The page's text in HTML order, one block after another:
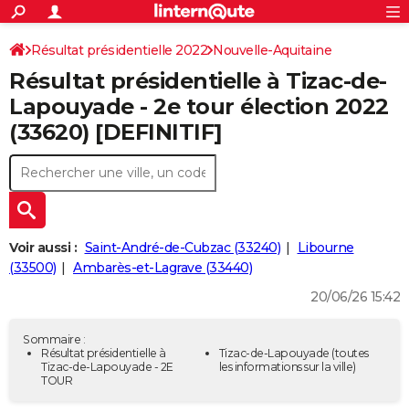
ACTUALITÉS
Politique
Société
Faits Divers
Education
Monde
Villes
+
SPORT
Coupe du monde 2026
Football
Tennis
Cyclisme
Rugby
Forum
Programme TV
TNT
Streaming
Cinéma
Sorties cinéma
Musique
+
FINANCE
Retraite
Impôts
Epargne
Immobilier
Risques naturels par ville
Banque
Assurance
CréditAUTO
Essais
Réserver un essai
Citadines
Berlines
SUV
Forum auto
+HIGH-TECH
Mobiles
Meilleur smartphone
Internet
Ordinateurs
Jeux vidéo
Guide high-tech
+
BRICOLAGE
Forum
Aménagement intérieur
Extérieur
Cuisine
Salle de bains
Jardinage
Rangement
+
Art de vivre
Bien-être
Loisirs
ModeModes de vie
SANTE
Rechercher
S'inscrire
Connexion
Résultat présidentielle 2022 Nouvelle-Aquitaine
Gironde
Résultat présidentielle à Tizac-de-
Lapouyade - 2e tour élection 2022
(33620) [DEFINITIF]
Voir aussi : Saint-André-de-Cubzac (33240)
Libourne
(33500)
Ambarès-et-Lagrave (33440)
20/06/26 15:42
Sommaire :
Résultat présidentielle à
Tizac-de-Lapouyade - 2E
TOUR
Tizac-de-Lapouyade (toutes
les informations sur la ville)